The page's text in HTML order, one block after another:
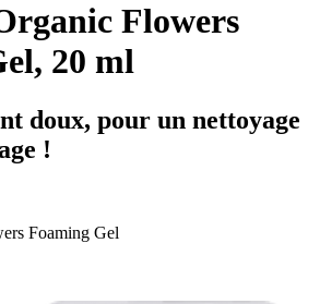
Flowers
20 ml
doux, pour un nettoyage
!
Foaming Gel